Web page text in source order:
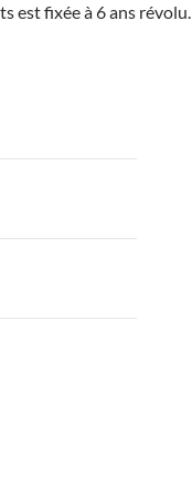
est fixée à 6 ans révolu.